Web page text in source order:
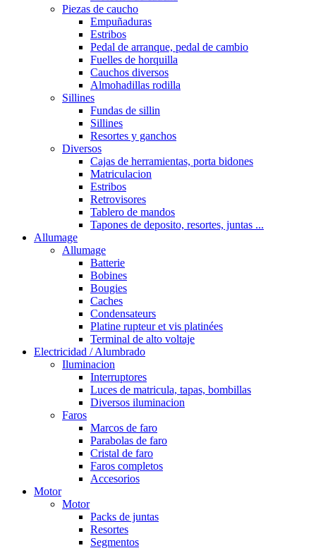
Piezas de caucho
Empuñaduras
Estribos
Pedal de arranque, pedal de cambio
Fuelles de horquilla
Cauchos diversos
Almohadillas rodilla
Sillines
Fundas de sillin
Sillines
Resortes y ganchos
Diversos
Cajas de herramientas, porta bidones
Matriculacion
Estribos
Retrovisores
Tablero de mandos
Tapones de deposito, resortes, juntas ...
Allumage
Allumage
Batterie
Bobines
Bougies
Caches
Condensateurs
Platine rupteur et vis platinées
Terminal de alto voltaje
Electricidad / Alumbrado
Iluminacion
Interruptores
Luces de matricula, tapas, bombillas
Diversos iluminacion
Faros
Marcos de faro
Parabolas de faro
Cristal de faro
Faros completos
Accesorios
Motor
Motor
Packs de juntas
Resortes
Segmentos